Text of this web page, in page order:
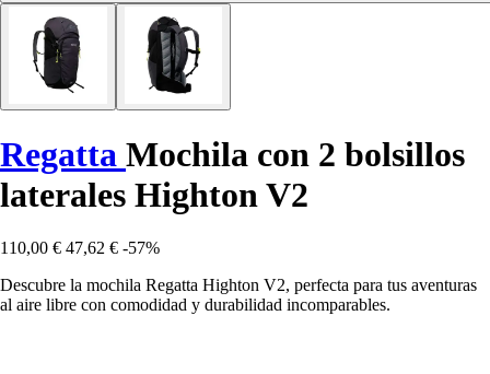
Regatta Mochila con 2 bolsillos
laterales Highton V2
110,00 € 47,62 € -57%
Descubre la mochila Regatta Highton V2, perfecta para tus aventuras
al aire libre con comodidad y durabilidad incomparables.